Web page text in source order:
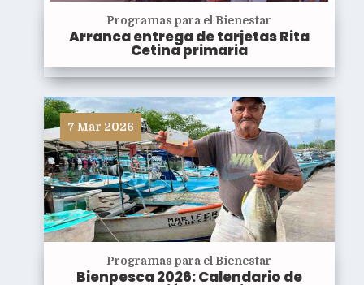
Programas para el Bienestar
Arranca entrega de tarjetas Rita
Cetina primaria
7 Mar 2026
Programas para el Bienestar
Bienpesca 2026: Calendario de